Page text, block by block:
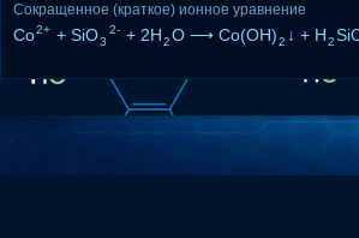
Сокращенное (краткое) ионное уравнение
Co2+ + SiO3
2- + 2H2O ⟶ Co(OH)2 ↓ + H2